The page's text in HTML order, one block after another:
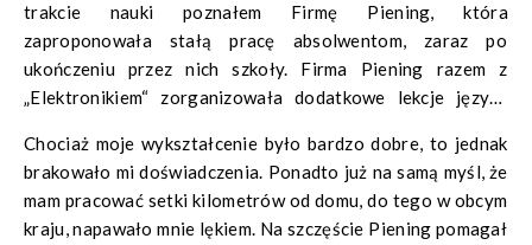
trakcie nauki poznałem Firmę Piening, która
zaproponowała stałą pracę absolwentom, zaraz po
ukończeniu przez nich szkoły. Firma Piening razem z
„Elektronikiem“ zorganizowała dodatkowe lekcje języka
pracy w Niemczech. Oczywiście trochę się bałem.
Chociaż moje wykształcenie było bardzo dobre, to jednak
brakowało mi doświadczenia. Ponadto już na samą myśl, że
mam pracować setki kilometrów od domu, do tego w obcym
kraju, napawało mnie lękiem. Na szczęście Piening pomagał